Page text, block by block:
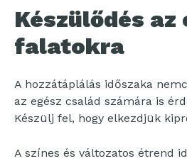
Készülődés az
falatokra
A hozzátáplálás időszaka
az egész család számára is
Készülj fel, hogy elkezdjük
A színes és változatos étrend